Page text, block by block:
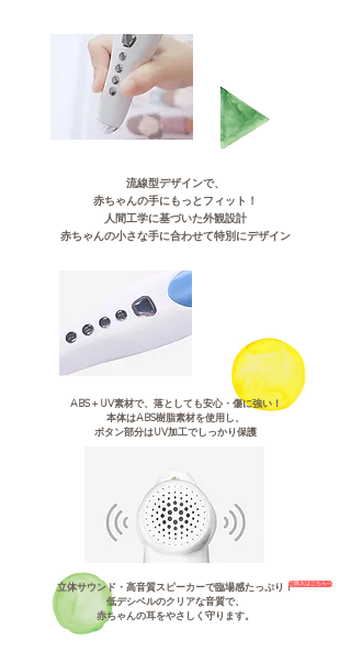
流線型デザインで、
赤ちゃんの手にもっとフィット！
人間工学に基づいた外観設計
赤ちゃんの小さな手に合わせて特別にデザイン
ABS＋UV素材で、落としても安心・傷に強い！
本体はABS樹脂素材を使用し、
ボタン部分はUV加工でしっかり保護
立体サウンド・高音質スピーカーで臨場感たっぷり！
低デシベルのクリアな音質で、
赤ちゃんの耳をやさしく守ります。
ご購入はこちらへ